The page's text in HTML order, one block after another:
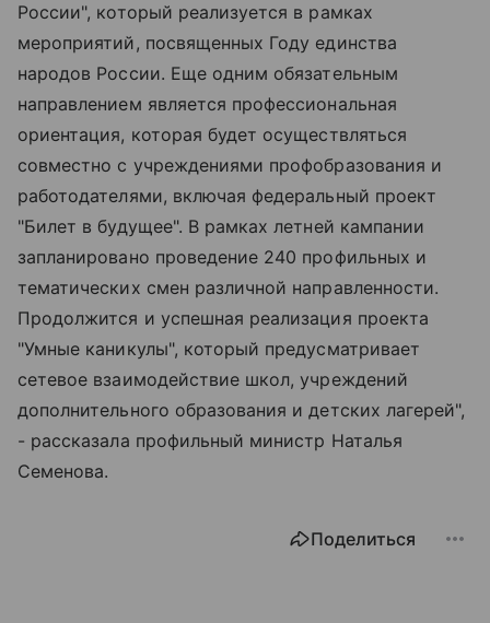
России", который реализуется в рамках
мероприятий, посвященных Году единства
народов России. Еще одним обязательным
направлением является профессиональная
ориентация, которая будет осуществляться
совместно с учреждениями профобразования и
работодателями, включая федеральный проект
"Билет в будущее". В рамках летней кампании
запланировано проведение 240 профильных и
тематических смен различной направленности.
Продолжится и успешная реализация проекта
"Умные каникулы", который предусматривает
сетевое взаимодействие школ, учреждений
дополнительного образования и детских лагерей",
- рассказала профильный министр Наталья
Семенова.
Поделиться